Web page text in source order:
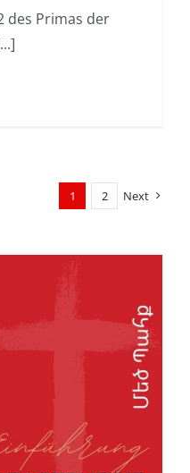
des Primas der
1 2 Next